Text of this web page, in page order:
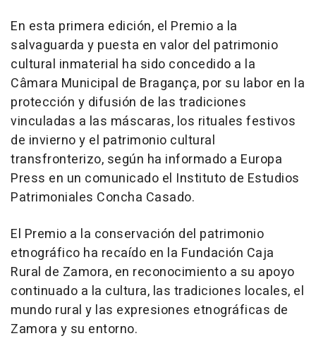
En esta primera edición, el Premio a la
salvaguarda y puesta en valor del patrimonio
cultural inmaterial ha sido concedido a la
Câmara Municipal de Bragança, por su labor en la
protección y difusión de las tradiciones
vinculadas a las máscaras, los rituales festivos
de invierno y el patrimonio cultural
transfronterizo, según ha informado a Europa
Press en un comunicado el Instituto de Estudios
Patrimoniales Concha Casado.
El Premio a la conservación del patrimonio
etnográfico ha recaído en la Fundación Caja
Rural de Zamora, en reconocimiento a su apoyo
continuado a la cultura, las tradiciones locales, el
mundo rural y las expresiones etnográficas de
Zamora y su entorno.